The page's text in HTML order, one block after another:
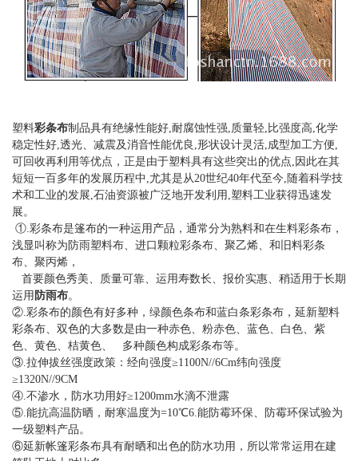
塑料彩条布制品具有绝缘性能好,耐腐蚀性强,质量轻,比强度高,化学
稳定性好,透光、减震及消音性能优良,形状设计灵活,成型加工方便,
可回收再利用等优点，正是由于塑料具有这些突出的优点,因此在其
短短一百多年的发展历程中,尤其是从20世纪40年代至今,随着科学技
术和工业的发展,石油资源被广泛地开发利用,塑料工业获得迅速发
展。
①.彩条布是篷布的一种运用产品，通常分为熟料和在生料彩条布，
浅显叫称为防雨塑料布、进口颗粒彩条布、聚乙烯、和旧料彩条
布、聚丙烯，
首要颜色秀美、质量可靠、运用寿数长、报价实惠、稍适用于长期
运用 防雨布。
②.彩条布的颜色有好多种，绿颜色条布和蓝白条彩条布，延新塑料
彩条布、双色的大多数是由一种赤色、粉赤色、蓝色、白色、紫
色、黄色、桔黄色、 多种颜色构成彩条布等。
③.拉伸拔丝强度政策：经向强度≥1100N//6Cm纬向强度
≥1320N//9CM
④.不渗水，防水功用好≥1200mm水滴不泄露
⑤.能抗高温防晒，耐寒温度为=10℃6.能防霉环保、防霉环保试验为
一级塑料产品。
⑥延新帐篷彩条布具有耐晒和出色的防水功用，所以常常运用在建